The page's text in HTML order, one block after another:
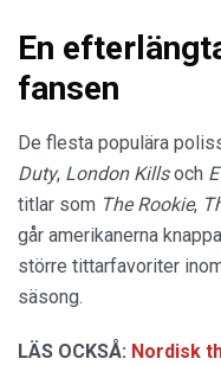
En
fansen
De flesta populära
Duty, London Killsoch
titlar som The Rookie,
går amerikanerna
större tittarfavoriter
säsong.
LÄS OCKSÅ: Nordisk